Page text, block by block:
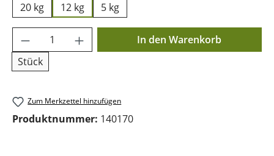
20 kg
12 kg 5 kg
Produkt Anzahl: Gib den gewünschten
Stück
In den Warenkorb
Zum Merkzettel hinzufügen
Produktnummer: 140170